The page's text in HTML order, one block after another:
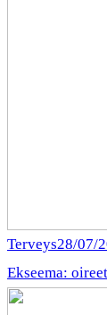
Terveys28/07/
Ekseema: